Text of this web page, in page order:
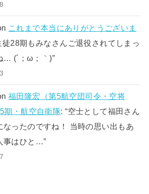
これまで本当にありがとうございま
徒28期もみなさんご退役されてしまっ
… (´；ω；｀)”
福田隆宏（第5航空団司令・空将
期・航空自衛隊: “空士として福田さん
なったのですね！ 当時の思い出もあ
事はひと…”